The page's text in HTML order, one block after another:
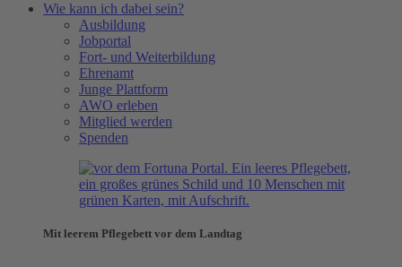
Wie kann ich dabei sein?
Ausbildung
Jobportal
Fort- und Weiterbildung
Ehrenamt
Junge Plattform
AWO erleben
Mitglied werden
Spenden
Mit leerem Pflegebett vor dem Landtag